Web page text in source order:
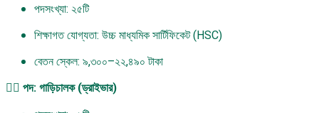
পদসংখ্যা: ২৫টি
শিক্ষাগত যোগ্যতা: উচ্চ মাধ্যমিক সার্টিফিকেট (HSC)
বেতন স্কেল: ৯,৩০০–২২,৪৯০ টাকা
৪️⃣ পদ: গাড়িচালক (ড্রাইভার)